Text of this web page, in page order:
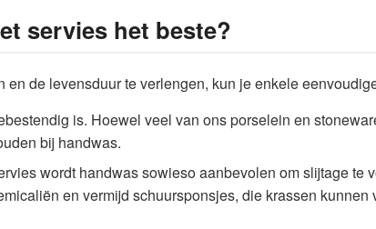
servies het beste?
en de levensduur te verlengen, kun je enkele
is. Hoewel veel van ons porselein en
bij handwas.
wordt handwas sowieso aanbevolen om slijtage te
en vermijd schuursponsjes, die krassen